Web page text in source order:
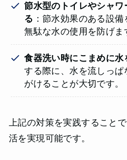
節水型のトイレやシャ
る ：節水効果のある設備
無駄な水の使用を防げま
食器洗い時にこまめに水
する際に、水を流しっ
がけることが大切です。
上記の対策を実践すること
活を実現可能です。